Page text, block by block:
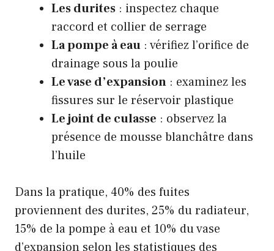
Les durites : inspectez chaque
raccord et collier de serrage
La pompe à eau : vérifiez l’orifice de
drainage sous la poulie
Le vase d’expansion : examinez les
fissures sur le réservoir plastique
Le joint de culasse : observez la
présence de mousse blanchâtre dans
l’huile
Dans la pratique, 40% des fuites
proviennent des durites, 25% du radiateur,
15% de la pompe à eau et 10% du vase
d’expansion selon les statistiques des